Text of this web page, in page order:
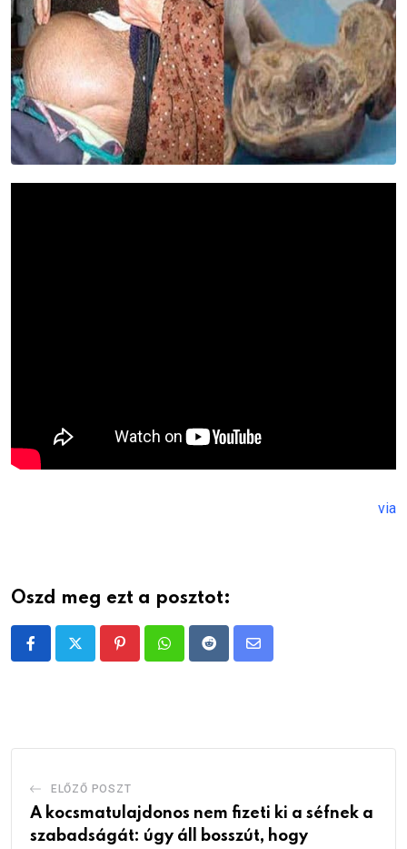
via
Oszd meg ezt a posztot:
PinterestWhatsappRedditShare
ELŐZŐ POSZT
A kocsmatulajdonos nem fizeti ki a séfnek a
szabadságát: úgy áll bosszút, hogy